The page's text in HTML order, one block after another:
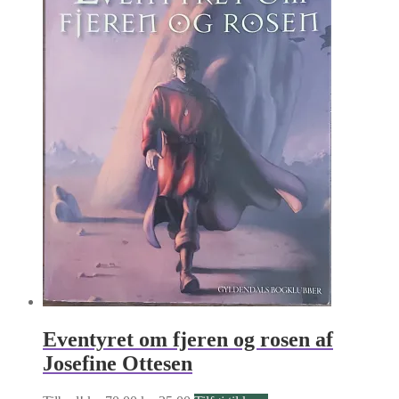
Eventyret om fjeren og rosen af
Josefine Ottesen